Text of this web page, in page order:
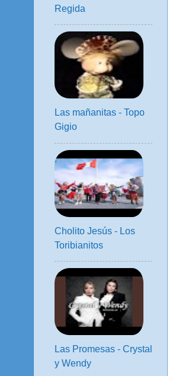
Regida
Las mañanitas - Topo
Gigio
Cholito Jesús - Los
Toribianitos
Las Promesas - Crystal
y Wendy